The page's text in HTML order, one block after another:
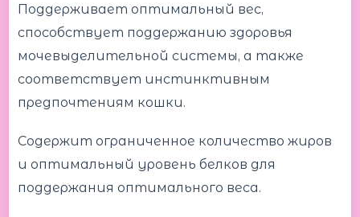
Поддерживает оптимальный вес,
способствует поддержанию здоровья
мочевыделительной системы, а также
соответствует инстинктивным
предпочтениям кошки.
Содержит ограниченное количество жиров
и оптимальный уровень белков для
поддержания оптимального веса.